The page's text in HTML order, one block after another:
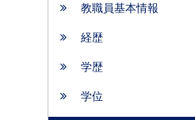
教職員基本情報
経歴
学歴
学位